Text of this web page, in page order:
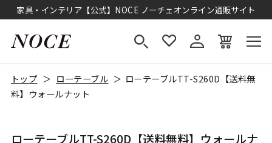
家具・インテリア【公式】NOCE ノーチェオンライン通販サイト
トップ ローテーブル
ローテーブルTT-S260D【送料無
料】ウォールナット
ローテーブルTT-S260D【送料無料】ウォールナ